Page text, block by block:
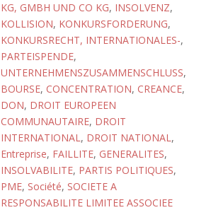
KG, GMBH UND CO KG, INSOLVENZ,
KOLLISION, KONKURSFORDERUNG,
KONKURSRECHT, INTERNATIONALES-,
PARTEISPENDE,
UNTERNEHMENSZUSAMMENSCHLUSS,
BOURSE, CONCENTRATION, CREANCE,
DON, DROIT EUROPEEN
COMMUNAUTAIRE, DROIT
INTERNATIONAL, DROIT NATIONAL,
Entreprise, FAILLITE, GENERALITES,
INSOLVABILITE, PARTIS POLITIQUES,
PME, Société, SOCIETE A
RESPONSABILITE LIMITEE ASSOCIEE